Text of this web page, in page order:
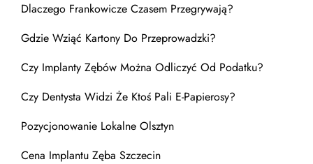
Dlaczego Frankowicze Czasem Przegrywają?
Gdzie Wziąć Kartony Do Przeprowadzki?
Czy Implanty Zębów Można Odliczyć Od Podatku?
Czy Dentysta Widzi Że Ktoś Pali E-Papierosy?
Pozycjonowanie Lokalne Olsztyn
Cena Implantu Zęba Szczecin